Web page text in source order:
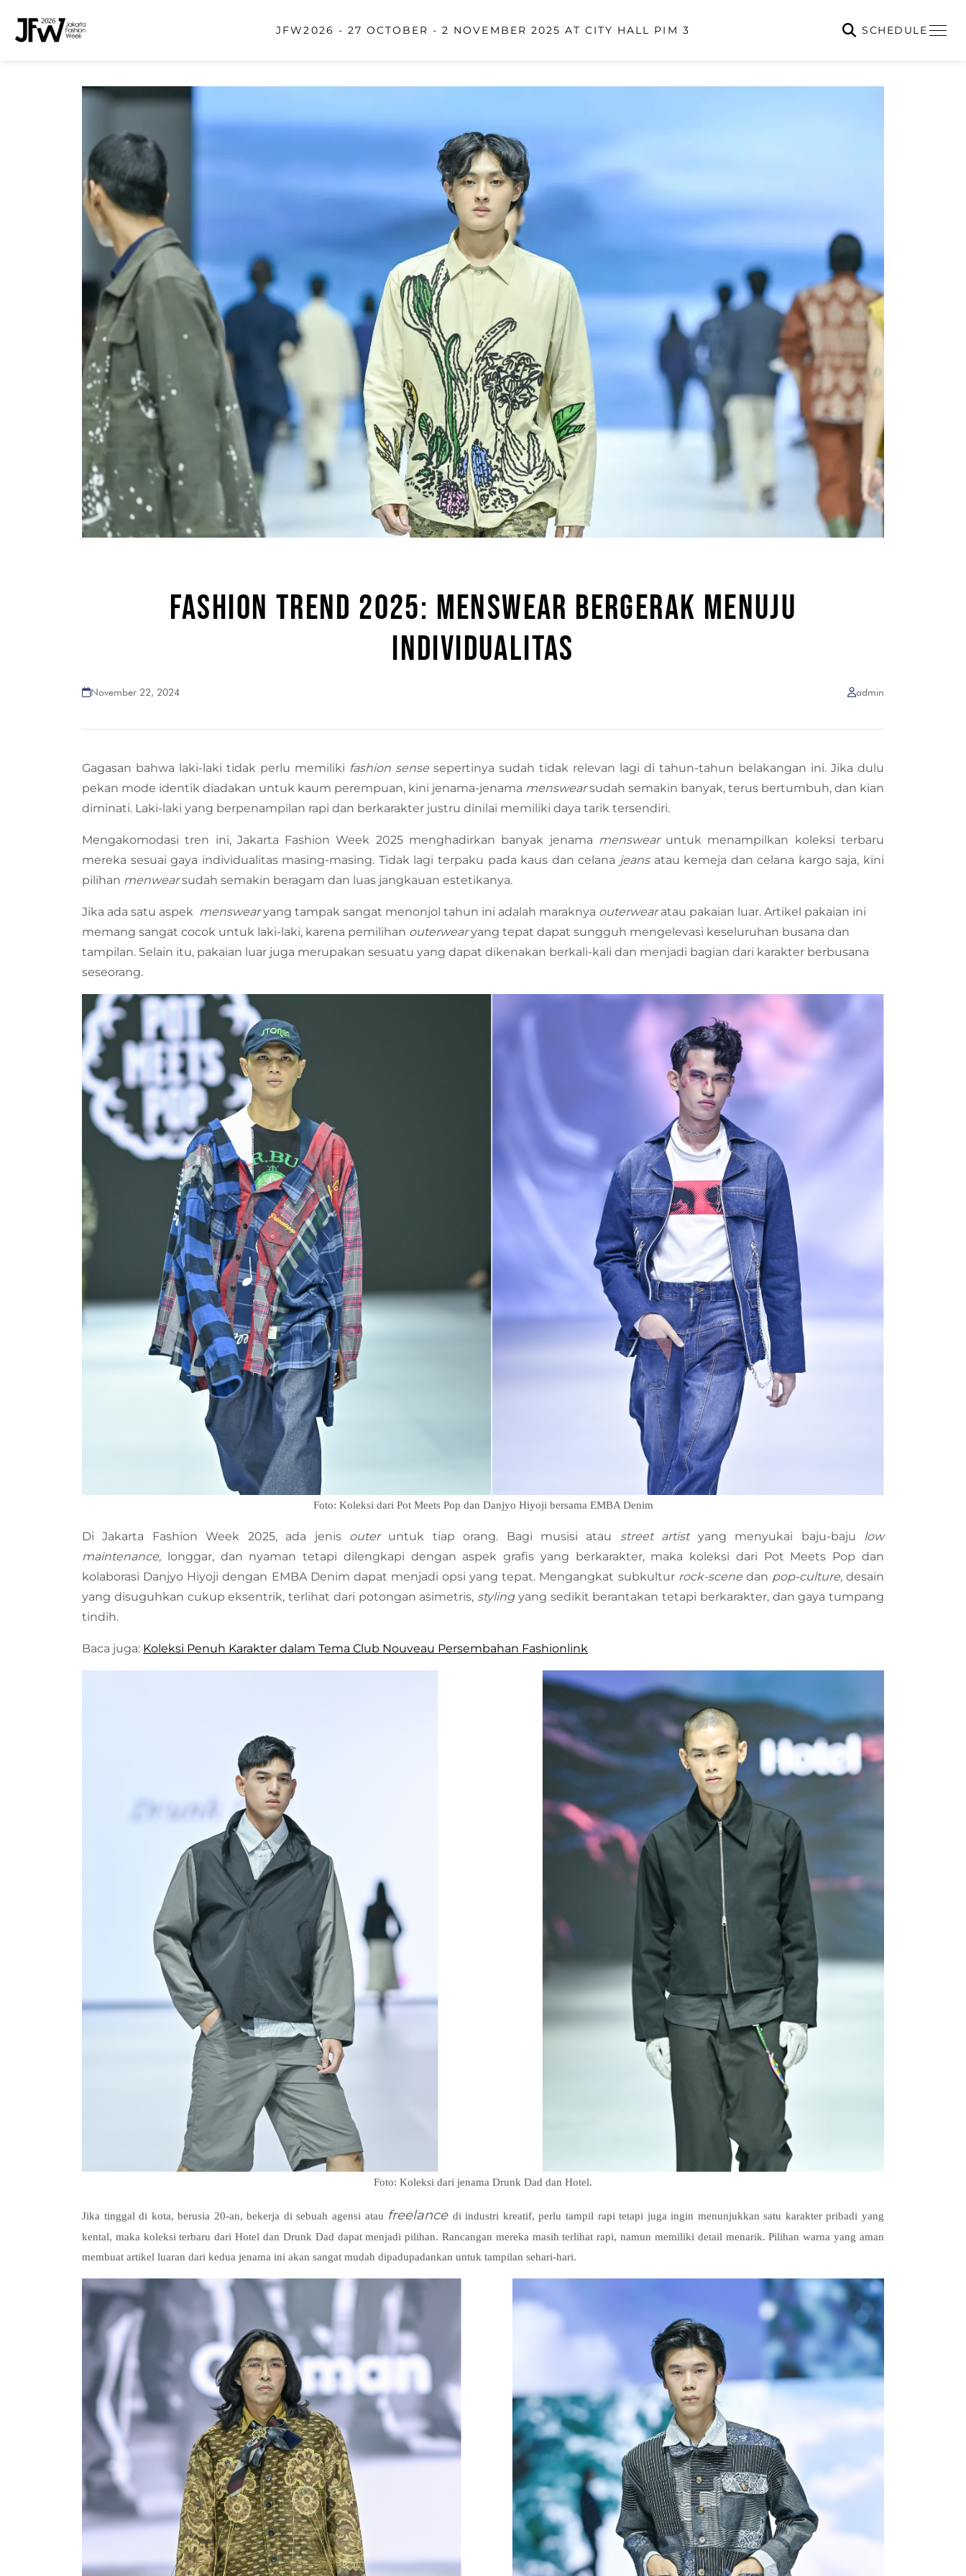
JFW2026 - 27 OCTOBER - 2 NOVEMBER 2025 AT CITY HALL PIM 3 SCHEDULE
FASHION TREND 2025: MENSWEAR BERGERAK MENUJU
INDIVIDUALITAS
November 22, 2024 admin
Gagasan bahwa laki-laki tidak perlu memiliki fashion sense sepertinya sudah tidak relevan lagi di tahun-tahun belakangan ini. Jika dulu
pekan mode identik diadakan untuk kaum perempuan, kini jenama-jenama menswearsudah semakin banyak, terus bertumbuh, dan kian
diminati. Laki-laki yang berpenampilan rapi dan berkarakter justru dinilai memiliki daya tarik tersendiri.
Mengakomodasi tren ini, Jakarta Fashion Week 2025 menghadirkan banyak jenama menswear untuk menampilkan koleksi terbaru
mereka sesuai gaya individualitas masing-masing. Tidak lagi terpaku pada kaus dan celana jeans atau kemeja dan celana kargo saja, kini
pilihan menwearsudah semakin beragam dan luas jangkauan estetikanya.
Jika ada satu aspek menswearyang tampak sangat menonjol tahun ini adalah maraknya outerwearatau pakaian luar. Artikel pakaian ini
memang sangat cocok untuk laki-laki, karena pemilihan outerwearyang tepat dapat sungguh mengelevasi keseluruhan busana dan
tampilan. Selain itu, pakaian luar juga merupakan sesuatu yang dapat dikenakan berkali-kali dan menjadi bagian dari karakter berbusana
seseorang.
Foto: Koleksi dari Pot Meets Pop dan Danjyo Hiyoji bersama EMBA Denim
Di Jakarta Fashion Week 2025, ada jenis outer untuk tiap orang. Bagi musisi atau street artist yang menyukai baju-baju low
maintenance,
longgar, dan nyaman tetapi dilengkapi dengan aspek grafis yang berkarakter, maka koleksi dari Pot Meets Pop dan
kolaborasi Danjyo Hiyoji dengan EMBA Denim dapat menjadi opsi yang tepat. Mengangkat subkultur rock-scene dan pop-culture, desain
yang disuguhkan cukup eksentrik, terlihat dari potongan asimetris, styling yang sedikit berantakan tetapi berkarakter, dan gaya tumpang
tindih.
Baca juga: Koleksi Penuh Karakter dalam Tema Club Nouveau Persembahan Fashionlink
Foto: Koleksi dari jenama Drunk Dad dan Hotel.
Jika tinggal di kota, berusia 20-an, bekerja di sebuah agensi atau freelance di industri kreatif, perlu tampil rapi tetapi juga ingin menunjukkan satu karakter pribadi yang
kental, maka koleksi terbaru dari Hotel dan Drunk Dad dapat menjadi pilihan. Rancangan mereka masih terlihat rapi, namun memiliki detail menarik. Pilihan warna yang aman
membuat artikel luaran dari kedua jenama ini akan sangat mudah dipadupadankan untuk tampilan sehari-hari.